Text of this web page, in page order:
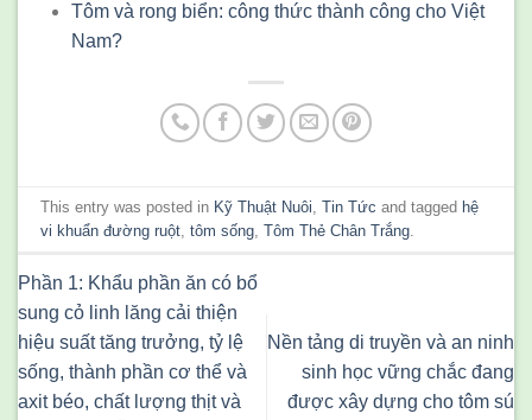
Tôm và rong biển: công thức thành công cho Việt
Nam?
This entry was posted in Kỹ Thuật Nuôi ,Tin Tức and tagged hệ
vi khuẩn đường ruột ,tôm sống ,Tôm Thẻ Chân Trắng
Phần 1: Khẩu phần ăn có bổ
sung cỏ linh lăng cải thiện
hiệu suất tăng trưởng, tỷ lệ
sống, thành phần cơ thể và
axit béo, chất lượng thịt và
Nền tảng di truyền và an ninh
sinh học vững chắc đang
được xây dựng cho tôm sú